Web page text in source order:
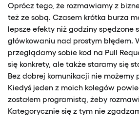
Oprócz tego, że rozmawiamy z
też ze sobą. Czasem krótka burza
lepsze efekty niż godziny spędzone
główkowaniu nad prostym błędem.
przeglądamy sobie kod na Pull
się konkrety, ale także staramy się
Bez dobrej komunikacji nie
Kiedyś jeden z moich kolegów
zostałem programistą, żeby
Kategorycznie się z tym nie